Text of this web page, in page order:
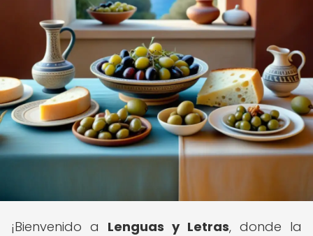
¡Bienvenido a Lenguas y Letras, donde la